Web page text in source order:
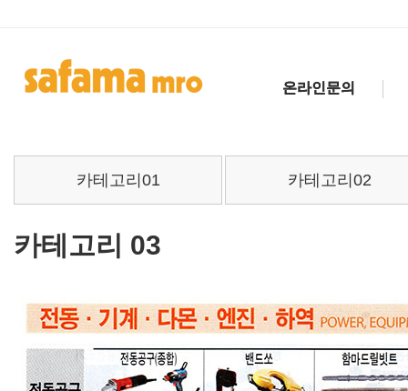
온라인문의
카테고리01 카테고리02
카테고리 03